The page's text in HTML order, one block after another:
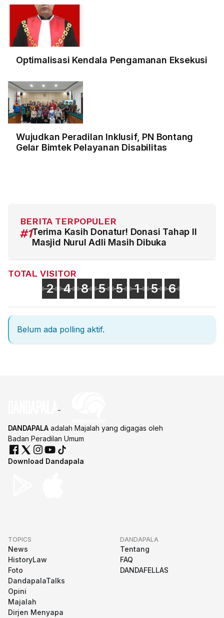
Optimalisasi Kendala Pengamanan Eksekusi
Wujudkan Peradilan Inklusif, PN Bontang
Gelar Bimtek Pelayanan Disabilitas
BERITA TERPOPULER
#1Terima Kasih Donatur! Donasi Tahap II
Masjid Nurul Adli Masih Dibuka
TOTAL VISITOR
2 4 8 5 5 1 5 6
Belum ada polling aktif.
DANDAPALA adalah Majalah yang digagas oleh
Badan Peradilan Umum
Download Dandapala
TOPICS
News
HistoryLaw
Foto
DandapalaTalks
Opini
Majalah
Dirjen Menyapa
DANDAPALA
Tentang
FAQ
DANDAFELLAS